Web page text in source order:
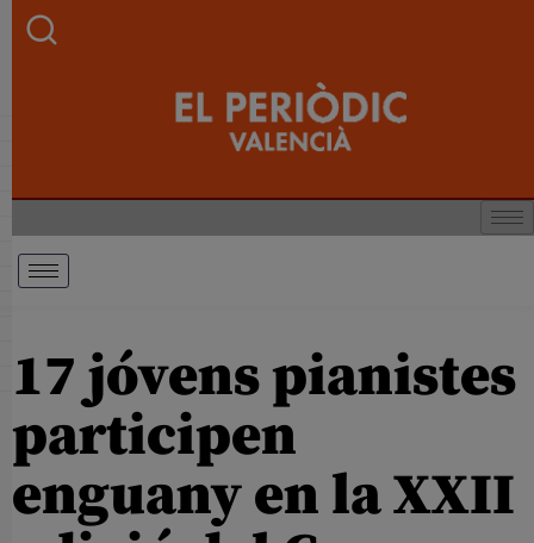
17 jóvens pianistes
participen
enguany en la XXII